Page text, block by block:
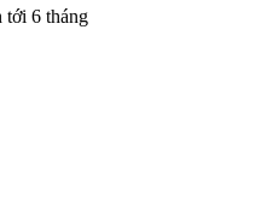
tới 6 tháng